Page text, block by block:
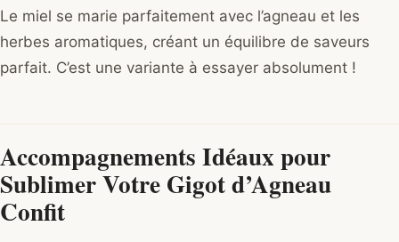
Le miel se marie parfaitement avec l’agneau et les
herbes aromatiques, créant un équilibre de saveurs
parfait. C’est une variante à essayer absolument !
Accompagnements Idéaux pour
Sublimer Votre Gigot d’Agneau
Confit